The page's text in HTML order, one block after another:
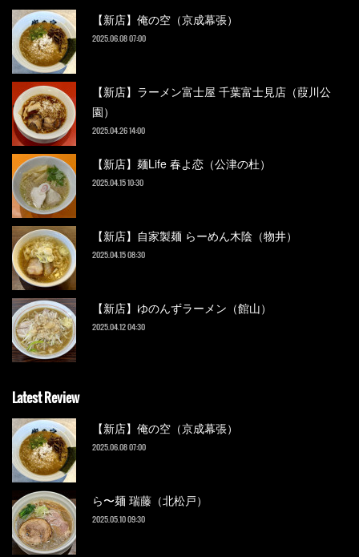
【新店】俺の空（京成幕張）
2025.06.08 07:00
【新店】ラーメン富士屋 千葉富士見店（葭川公
園）
2025.04.26 14:00
【新店】麺Life 春よ恋（公津の杜）
2025.04.15 10:30
【新店】自家製麺 らーめん木陰（物井）
2025.04.15 08:30
【新店】ゆのんずラーメン（館山）
2025.04.12 04:30
Latest Review
【新店】俺の空（京成幕張）
2025.06.08 07:00
ら〜麺 瑞藤（北松戸）
2025.05.10 09:30